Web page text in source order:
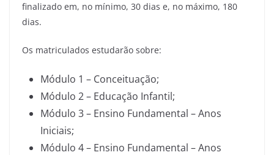
finalizado em, no mínimo, 30 dias e, no máximo, 180
dias.
Os matriculados estudarão sobre:
Módulo 1 – Conceituação;
Módulo 2 – Educação Infantil;
Módulo 3 – Ensino Fundamental – Anos
Iniciais;
Módulo 4 – Ensino Fundamental – Anos